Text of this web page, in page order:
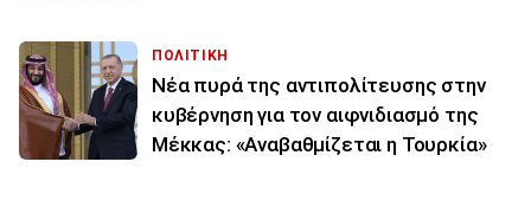
ΠΟΛΙΤΙΚΗ
Νέα πυρά της αντιπολίτευσης στην
κυβέρνηση για τον αιφνιδιασμό της
Μέκκας: «Αναβαθμίζεται η Τουρκία»